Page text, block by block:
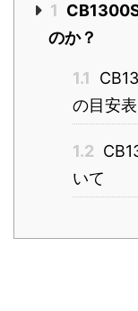
1
のか？
1.1
の目安表
1.2
いて